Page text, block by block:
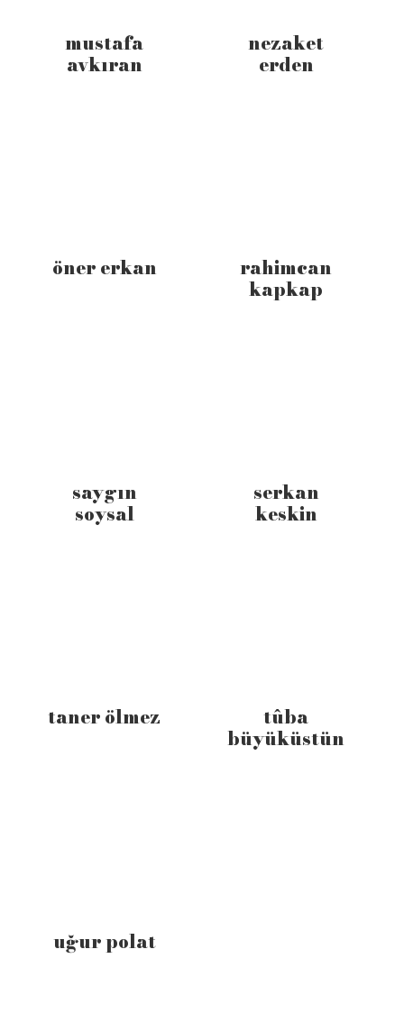
mustafa
avkıran
nezaket
erden
öner erkan rahimcan
kapkap
saygın
soysal
serkan
keskin
taner ölmez tûba
büyüküstün
uğur polat